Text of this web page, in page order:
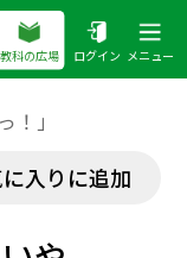
教科の広場 ログイン メニュー
」
入りに追加